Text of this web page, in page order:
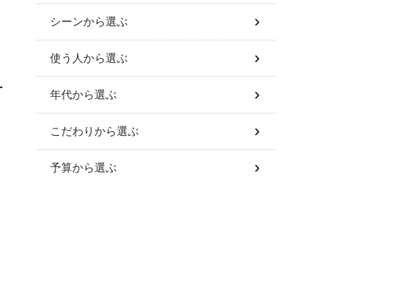
シーンから選ぶ
使う人から選ぶ
年代から選ぶ
こだわりから選ぶ
予算から選ぶ